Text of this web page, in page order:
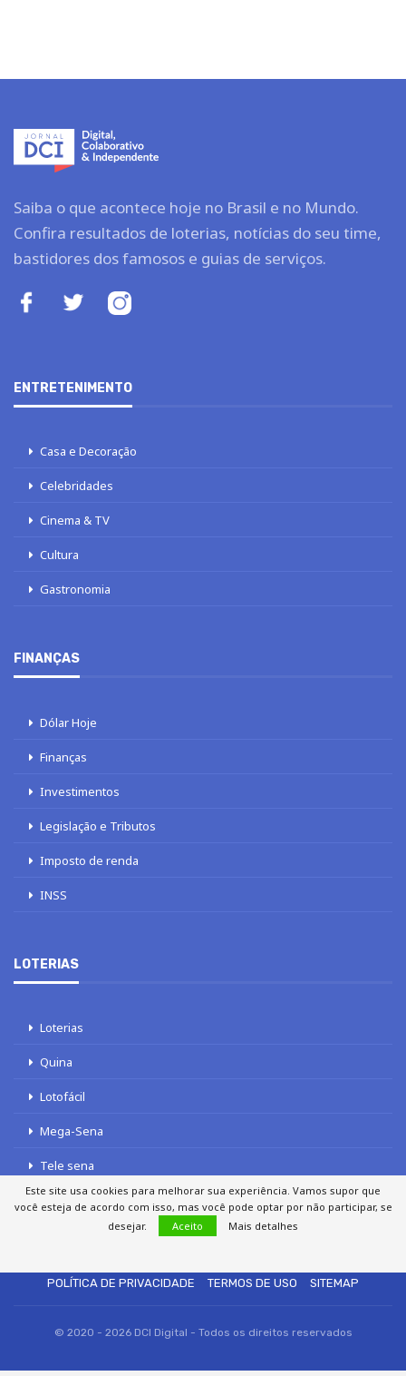
Saiba o que acontece hoje no Brasil e no Mundo.
Confira resultados de loterias, notícias do seu time,
bastidores dos famosos e guias de serviços.
ENTRETENIMENTO
Casa e Decoração
Celebridades
Cinema & TV
Cultura
Gastronomia
FINANÇAS
Dólar Hoje
Finanças
Investimentos
Legislação e Tributos
Imposto de renda
INSS
LOTERIAS
Loterias
Quina
Lotofácil
Mega-Sena
Tele sena
POLÍTICA DE PRIVACIDADE
TERMOS DE USO SITEMAP
© 2020 - 2026 DCI Digital - Todos os direitos reservados
Este site usa cookies para melhorar sua experiência. Vamos supor que
você esteja de acordo com isso, mas você pode optar por não participar, se
desejar.
Aceito Mais detalhes